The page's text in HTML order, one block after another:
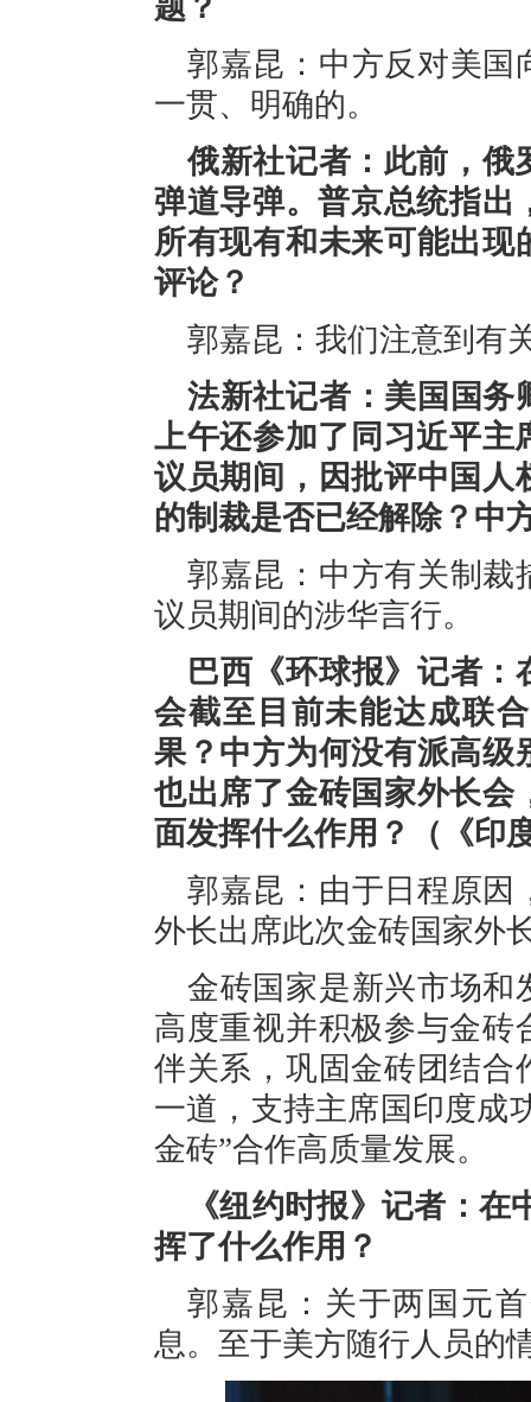
题？
郭嘉昆：中方反对美国
一贯、明确的。
俄新社记者：此前，俄
弹道导弹。普京总统指出
所有现有和未来可能出
评论？
郭嘉昆：我们注意到有
法新社记者：美国国务
上午还参加了同习近平主
议员期间，因批评中国人
的制裁是否已经解除？中
郭嘉昆：中方有关制裁
议员期间的涉华言行。
巴西《环球报》记者：
会截至目前未能达成联
果？中方为何没有派高级
也出席了金砖国家外长会
面发挥什么作用？（《印
郭嘉昆：由于日程原因
外长出席此次金砖国家外
金砖国家是新兴市场和
高度重视并积极参与金砖
伴关系，巩固金砖团结合
一道，支持主席国印度成
金砖”合作高质量发展。
《纽约时报》记者：
挥了什么作用？
郭嘉昆：关于两国元
息。至于美方随行人员的